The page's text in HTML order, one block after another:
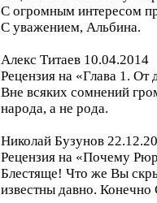
С огромным интересом
С уважением, Альбина.
Алекс Титаев 10.04.2014
Рецензия на «Глава 1. От
Вне всяких сомнений
народа, а не рода.
Николай Бузунов
Рецензия на «Почему
Блестяще! Что же Вы
известны давно. Конечно